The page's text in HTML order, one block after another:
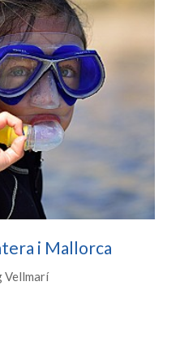
i Mallorca
Vellmarí